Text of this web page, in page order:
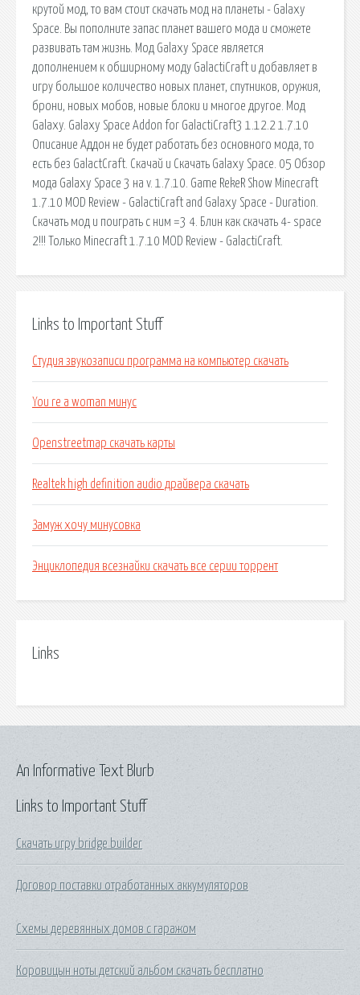
крутой мод, то вам стоит скачать мод на планеты - Galaxy
Space. Вы пополните запас планет вашего мода и сможете
развивать там жизнь. Мод Galaxy Space является
дополнением к обширному моду GalactiCraft и добавляет в
игру большое количество новых планет, спутников, оружия,
брони, новых мобов, новые блоки и многое другое. Мод
Galaxy. Galaxy Space Addon for GalactiCraft3 1.12.2 1.7.10
Описание Аддон не будет работать без основного мода, то
есть без GalactCraft. Скачай и Скачать Galaxy Space. 05 Обзор
мода Galaxy Space 3 на v. 1.7.10. Game RekeR Show Minecraft
1.7.10 MOD Review - GalactiCraft and Galaxy Space - Duration.
Скачать мод и поиграть с ним =3 4. Блин как скачать 4- space
2!!! Только Minecraft 1.7.10 MOD Review - GalactiCraft.
Links to Important Stuff
Студия звукозаписи программа на компьютер скачать
You re a woman минус
Openstreetmap скачать карты
Realtek high definition audio драйвера скачать
Замуж хочу минусовка
Энциклопедия всезнайки скачать все серии торрент
Links
Links to Important Stuff
Скачать игру bridge builder
Договор поставки отработанных аккумуляторов
Схемы деревянных домов с гаражом
Коровицын ноты детский альбом скачать бесплатно
An Informative Text Blurb